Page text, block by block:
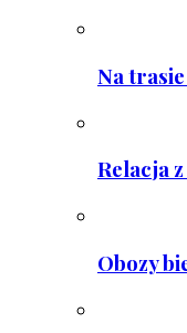
Na
Relacja
Obozy